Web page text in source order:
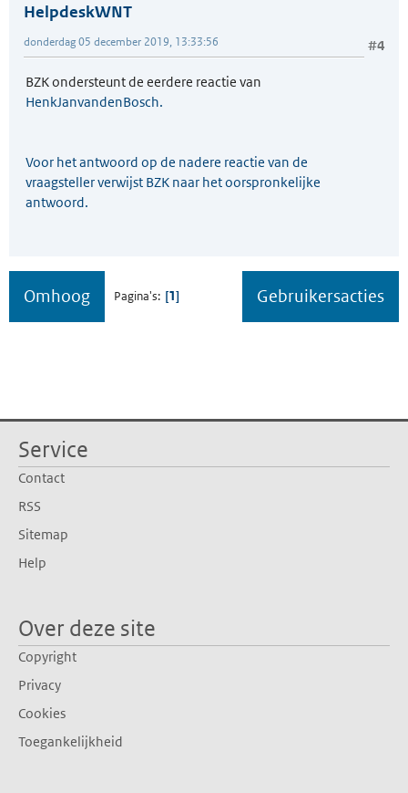
HelpdeskWNT
#4
donderdag 05 december 2019, 13:33:56
BZK ondersteunt de eerdere reactie van
HenkJanvandenBosch.
Voor het antwoord op de nadere reactie van de
vraagsteller verwijst BZK naar het oorspronkelijke
antwoord.
Omhoog Pagina's 1 Gebruikersacties
Service
Contact
RSS
Sitemap
Help
Over deze site
Copyright
Privacy
Cookies
Toegankelijkheid